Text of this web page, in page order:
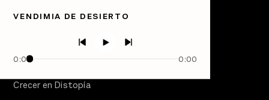
VENDIMIA DE DESIERTO
0:00 0:00
Directorio
Semanario Gatopardo
Crecer en Distopía